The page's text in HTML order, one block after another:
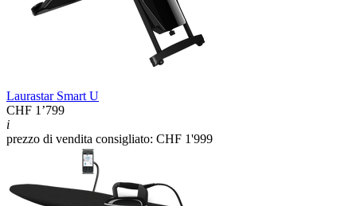
Laurastar Smart U
CHF 1’799
i
prezzo di vendita consigliato: CHF 1'999